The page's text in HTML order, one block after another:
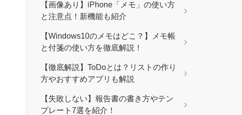
【画像あり】iPhone「メモ」の使い方
と注意点！新機能も紹介
【Windows10のメモはどこ？】メモ帳
と付箋の使い方を徹底解説！
【徹底解説】ToDoとは？リストの作り
方やおすすめアプリも解説
【失敗しない】報告書の書き方やテン
プレート7選を紹介！